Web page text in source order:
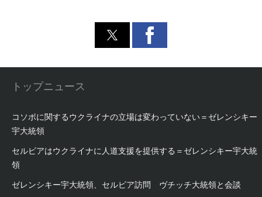
トップニュース
コソボに関するウクライナの立場は変わっていない＝ゼレンシキー
宇大統領
セルビアはウクライナに人道支援を提供する＝ゼレンシキー宇大統
領
ゼレンシキー宇大統領、セルビア訪問 ヴチッチ大統領と会談